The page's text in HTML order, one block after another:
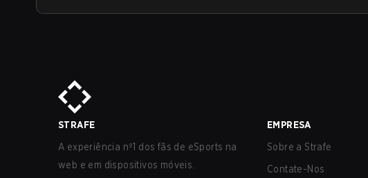
STRAFE
A experiência nº1 dos fãs de eSports na
web e em dispositivos móveis.
EMPRESA
Sobre a Strafe
Contate-Nos